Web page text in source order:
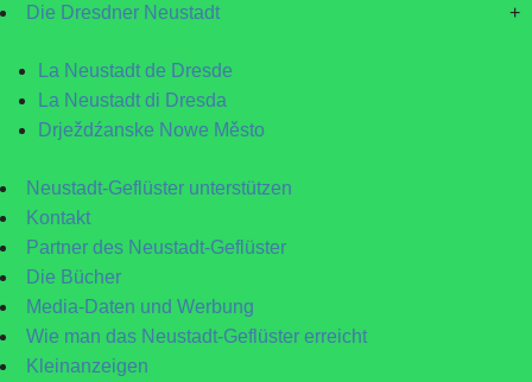
Die Dresdner Neustadt +
La Neustadt de Dresde
La Neustadt di Dresda
Drježdźanske Nowe Město
Neustadt-Geflüster unterstützen
Kontakt
Partner des Neustadt-Geflüster
Die Bücher
Media-Daten und Werbung
Wie man das Neustadt-Geflüster erreicht
Kleinanzeigen